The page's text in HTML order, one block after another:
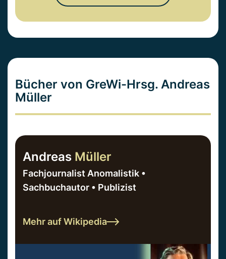
Bücher von GreWi-Hrsg. Andreas
Müller
Andreas Müller
Fachjournalist Anomalistik •
Sachbuchautor • Publizist
Mehr auf Wikipedia